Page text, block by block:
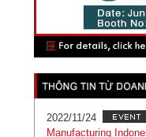
2022/11/24
Manufacturing